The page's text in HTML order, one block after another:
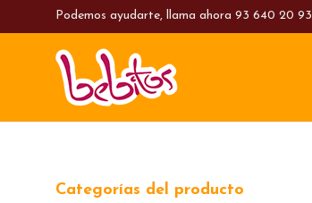
Podemos ayudarte, llama ahora 93 640 20 93
Categorías del producto